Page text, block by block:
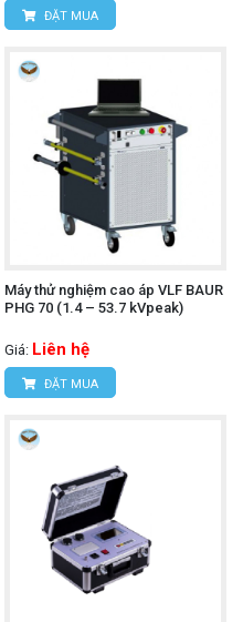
ĐẶT MUA
Máy thử nghiệm cao áp VLF BAUR
PHG 70 (1.4 – 53.7 kVpeak)
Giá: Liên hệ
ĐẶT MUA